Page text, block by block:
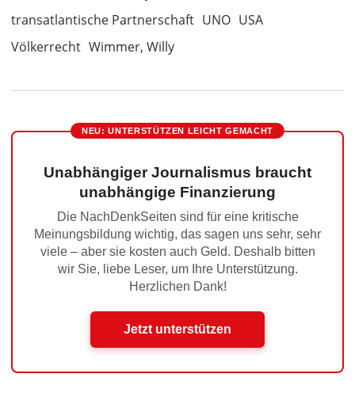
transatlantische Partnerschaft UNO USA
Völkerrecht Wimmer, Willy
NEU: UNTERSTÜTZEN LEICHT GEMACHT
Unabhängiger Journalismus braucht
unabhängige Finanzierung
Die NachDenkSeiten sind für eine kritische
Meinungsbildung wichtig, das sagen uns sehr, sehr
viele – aber sie kosten auch Geld. Deshalb bitten
wir Sie, liebe Leser, um Ihre Unterstützung.
Herzlichen Dank!
Jetzt unterstützen